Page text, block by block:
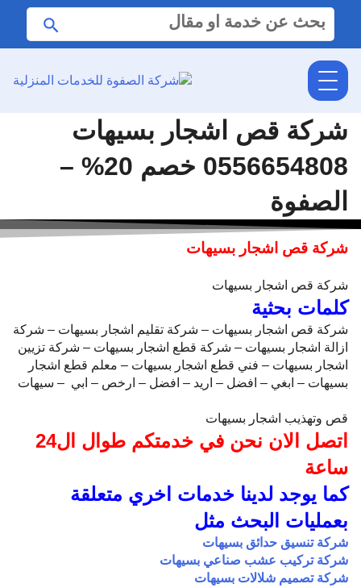
البحث
عن:
شركة قص اشجار بسيهات
0556654808 خصم 20% –
الصفوة
شركة قص اشجار بسيهات
شركة قص اشجار بسيهات
كلمات بحثية
شركة قص اشجار بسيهات – شركة تقليم اشجار بسيهات – شركة
ازالة اشجار بسيهات – شركة قطع اشجار بسيهات – شركة تزيين
اشجار بسيهات – فني قطع اشجار بسيهات – معلم قطع اشجار
بسيهات – ابغي – افضل – اريد – افضل – ارخص – ابي – سيهات
قص وتهذيب اشجار بسيهات
اتصل الان نحن في خدمتكم طوال ال24
ساعة
كما يوجد لدينا خدمات اخري متعلقة
بعمليات البحث مثل
شركة تنسيق حدائق بسيهات
شركة تركيب عشب صناعي بسيهات
شركة تصميم شلالات بسيهات